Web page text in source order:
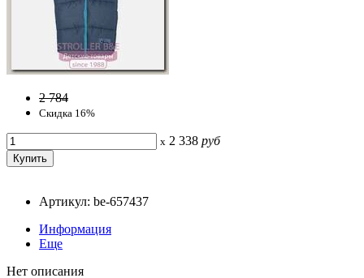
2 784
Скидка 16%
x 2 338 руб
Артикул: be-657437
Информация
Еще
Нет описания